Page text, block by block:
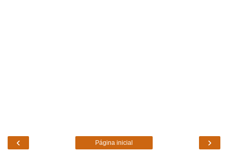
‹ ›
Página inicial